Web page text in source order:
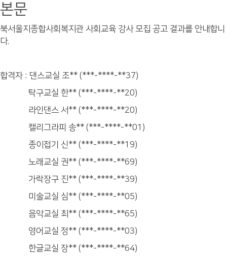
본문
북서울지종합사회복지관 사회교육 강사 모집 공고 결과를 안내합니
다.
합격자 : 댄스교실 조** (***-****-**37)
탁구교실 한** (***-****-**20)
라인댄스 서** (***-****-**20)
캘리그라피 송** (***-****-**01)
종이접기 신** (***-****-**19)
노래교실 권** (***-****-**69)
가락장구 진** (***-****-**39)
미술교실 심** (***-****-**05)
음악교실 최** (***-****-**65)
영어교실 정** (***-****-**03)
한글교실 장** (***-****-**64)